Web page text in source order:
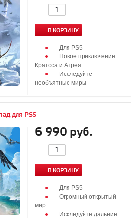
В КОРЗИНУ
Для PS5
Новое приключение
Кратоса и Атрея
Исследуйте
необъятные миры
для PS5
6 990 руб.
В КОРЗИНУ
Для PS5
Огромный открытый
мир
Исследуйте дальние